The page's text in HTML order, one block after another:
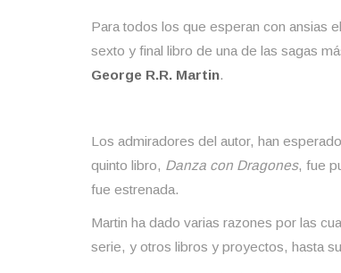
Para todos los que esperan con ansias
sexto y final libro de una de las sagas
George R.R. Martin.
Los admiradores del autor, han
quinto libro, Danza con Dragones, fue
fue estrenada.
Martin ha dado varias razones por las
serie, y otros libros y proyectos, hasta